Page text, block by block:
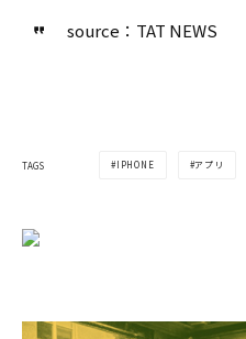
source：TAT NEWS
TAGS IPHONE アプリ